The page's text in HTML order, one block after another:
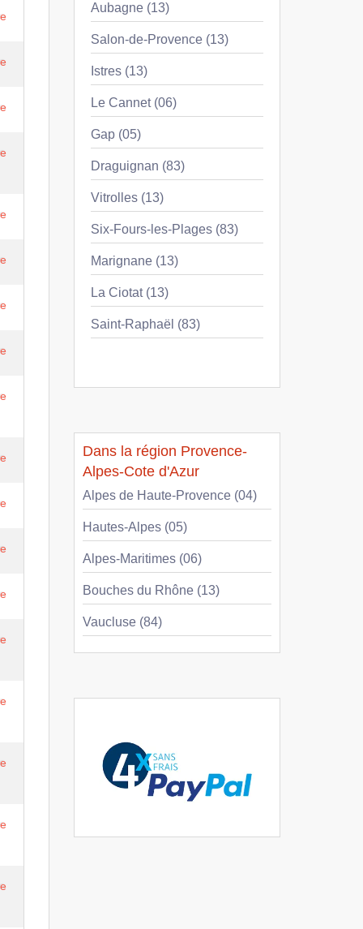
Aubagne (13)
Salon-de-Provence (13)
Istres (13)
Le Cannet (06)
Gap (05)
Draguignan (83)
Vitrolles (13)
Six-Fours-les-Plages (83)
Marignane (13)
La Ciotat (13)
Saint-Raphaël (83)
Dans la région Provence-
Alpes-Cote d'Azur
Alpes de Haute-Provence (04)
Hautes-Alpes (05)
Alpes-Maritimes (06)
Bouches du Rhône (13)
Vaucluse (84)